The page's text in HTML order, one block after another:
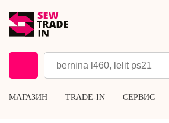
МАГАЗИН TRADE-IN СЕРВИС